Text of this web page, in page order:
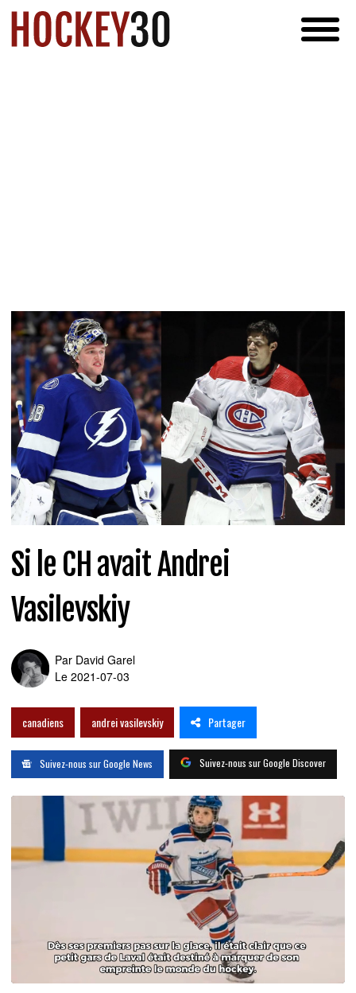
Si le CH avait Andrei
Vasilevskiy
Par David Garel
Le 2021-07-03
canadiens andrei vasilevskiy Partager
Suivez-nous sur Google News Suivez-nous sur Google Discover